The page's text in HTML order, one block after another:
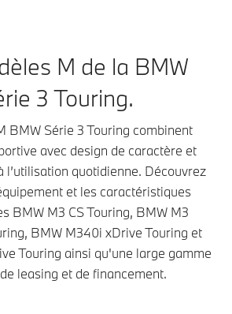
M de la BMW
3 Touring.
BMW Série 3 Touring combinent
avec design de caractère et
l’utilisation quotidienne. Découvrez
et les caractéristiques
BMW M3 CS Touring, BMW M3
BMW M340i xDrive Touring et
Touring ainsi qu'une large gamme
leasing et de financement.